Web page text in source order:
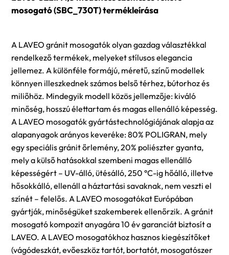
(SBC_730T)
mosogató (SBC_730T) termékleírása
A LAVEO gránit mosogatók olyan gazdag választékkal
rendelkező termékek, melyeket stílusos elegancia
jellemez. A különféle formájú, méretű, színű modellek
könnyen illeszkednek számos belső térhez, bútorhoz és
miliőhöz. Mindegyik modell közös jellemzője: kiváló
minőség, hosszú élettartam és magas ellenálló képesség.
A LAVEO mosogatók gyártástechnológiájának alapja az
alapanyagok arányos keveréke: 80% POLIGRAN, mely
egy speciális gránit őrlemény, 20% poliészter gyanta,
mely a külső hatásokkal szembeni magas ellenálló
képességért – UV-álló, ütésálló, 250 °C-ig hőálló, illetve
hősokkálló, ellenáll a háztartási savaknak, nem veszti el
színét – felelős. A LAVEO mosogatókat Európában
gyártják, minőségüket szakemberek ellenőrzik. A gránit
mosogató kompozit anyagára 10 év garanciát biztosít a
LAVEO. A LAVEO mosogatókhoz hasznos kiegészítőket
(vágódeszkát, evőeszköz tartót, bortatót, mosogatószer